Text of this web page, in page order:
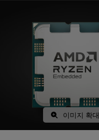
이미지 확대